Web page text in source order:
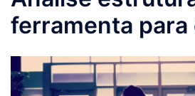
ferramenta para